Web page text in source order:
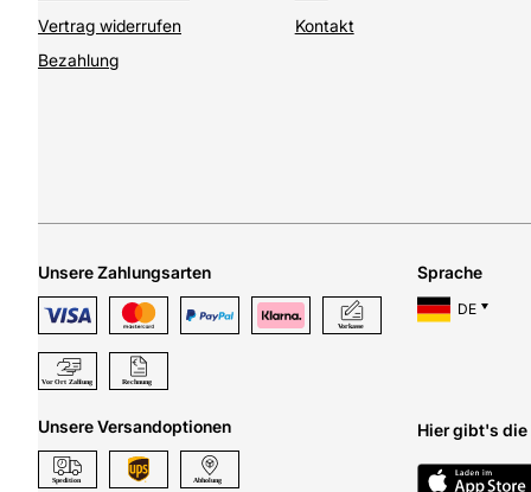
Vertrag widerrufen
Bezahlung
Kontakt
Unsere Zahlungsarten
Unsere Versandoptionen
Sprache
DE
Hier gibt's